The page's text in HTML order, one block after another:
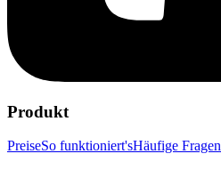
Produkt
PreiseSo funktioniert'sHäufige Fragen